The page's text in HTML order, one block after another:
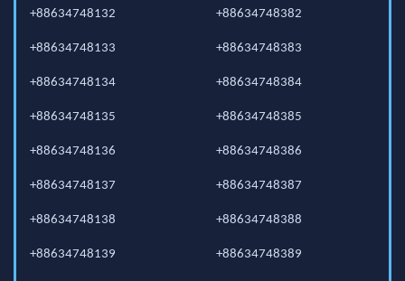
+88634748132
+88634748133
+88634748134
+88634748135
+88634748136
+88634748137
+88634748138
+88634748139
+88634748382
+88634748383
+88634748384
+88634748385
+88634748386
+88634748387
+88634748388
+88634748389